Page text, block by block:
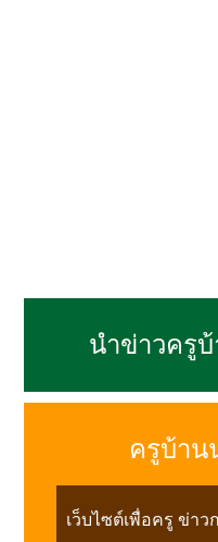
นำข่าวครู
ครูบ้าน
เว็บไซต์เพื่อครู ข่า